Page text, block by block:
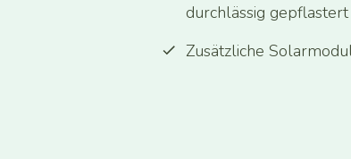
durchlässig gepflastert
Zusätzliche